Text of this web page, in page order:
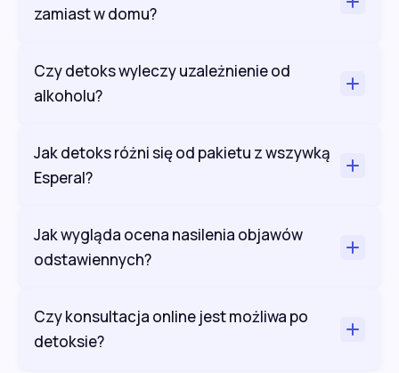
zamiast w domu?
Czy detoks wyleczy uzależnienie od
alkoholu?
Jak detoks różni się od pakietu z wszywką
Esperal?
Jak wygląda ocena nasilenia objawów
odstawiennych?
Czy konsultacja online jest możliwa po
detoksie?